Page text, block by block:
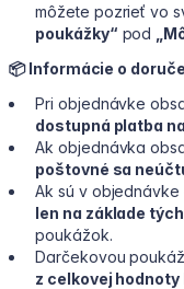
môžete pozrieť vo
poukážky“ pod
📦 Informácie o
Pri objednávke
dostupná platba
Ak objednávka
poštovné sa
Ak sú v objednávke
len na základe
poukážok.
Darčekovou
z celkovej hodnoty